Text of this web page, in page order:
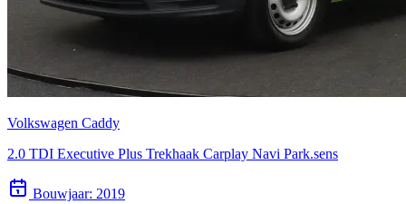
Volkswagen Caddy
2.0 TDI Executive Plus Trekhaak Carplay Navi Park.sens
Bouwjaar: 2019